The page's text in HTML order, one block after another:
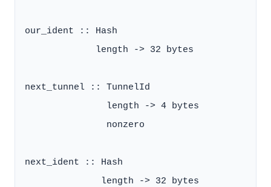
our_ident :: Hash
             length -> 32 bytes
next_tunnel :: TunnelId
               length -> 4 bytes
               nonzero
next_ident :: Hash
              length -> 32 bytes